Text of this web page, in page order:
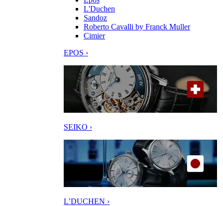
L'Duchen
Sandoz
Roberto Cavalli by Franck Muller
Cimier
EPOS ›
SEIKO ›
L’DUCHEN ›